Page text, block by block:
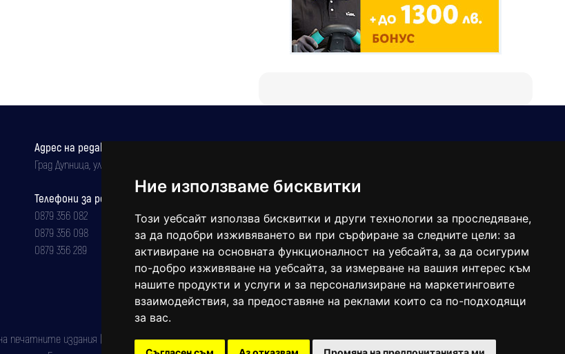
Ние използваме бисквитки
Този уебсайт използва бисквитки и други технологии за проследяване,
за да подобри изживяването ви при сърфиране за следните цели: за
активиране на основната функционалност на уебсайта, за да осигурим
по-добро изживяване на уебсайта, за измерване на вашия интерес към
нашите продукти и услуги и за персонализиране на маркетинговите
взаимодействия, за предоставяне на реклами които са по-подходящи
за вас.
Адрес на редакцията
Град Дупница, ул.''Христо Ботев" 43
Телефони за реклама и абонаменти
0879 356 082
0879 356 098
0879 356 289
balgarkanews@gmail.com
издания (Българска национална агенция за ISSN) под номер: ISSN 1312-4722.